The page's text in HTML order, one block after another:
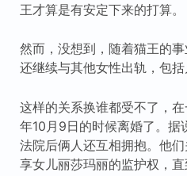
王才算是有安定下来的打算。
然而，没想到，随着猫王的
还继续与其他女性出轨，包括
这样的关系换谁都受不了，
年10月9日的时候离婚了。据
法院后俩人还互相拥抱。他
享女儿丽莎玛丽的监护权，直